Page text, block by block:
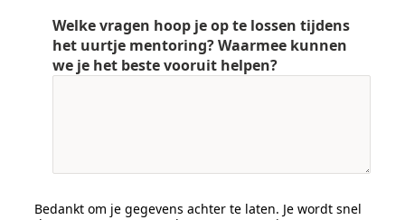
Welke vragen hoop je op te lossen tijdens
het uurtje mentoring? Waarmee kunnen
we je het beste vooruit helpen?
Bedankt om je gegevens achter te laten. Je wordt snel